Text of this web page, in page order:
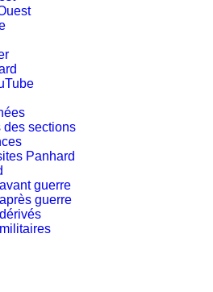
des sections
Panhard
guerre
guerre